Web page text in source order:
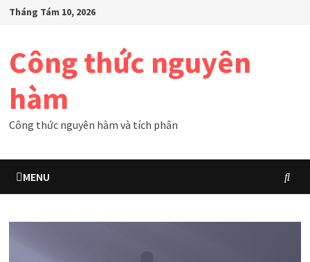
SkipTháng Tám 10, 2026
Công thức nguyên
hàm
Công thức nguyên hàm và tích phân
MENU